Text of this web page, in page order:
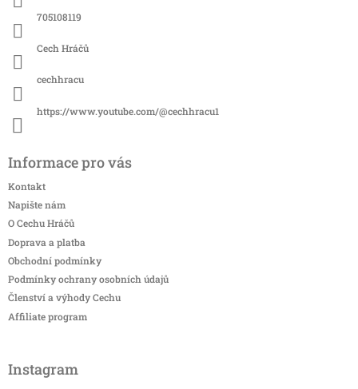
705108119
Cech Hráčů
cechhracu
https://www.youtube.com/@cechhracu1
Informace pro vás
Kontakt
Napište nám
O Cechu Hráčů
Doprava a platba
Obchodní podmínky
Podmínky ochrany osobních údajů
Členství a výhody Cechu
Affiliate program
Instagram